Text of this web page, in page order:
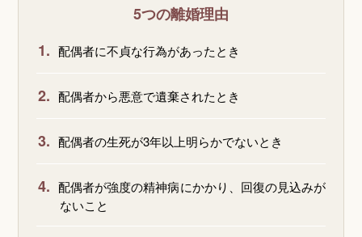
5つの離婚理由
1. 配偶者に不貞な行為があったとき
2. 配偶者から悪意で遺棄されたとき
3. 配偶者の生死が3年以上明らかでないとき
4. 配偶者が強度の精神病にかかり、回復の見込みが
ないこと